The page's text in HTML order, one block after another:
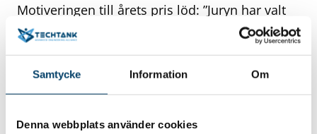
Samtycke Information Om
Denna webbplats använder cookies
Motiveringen till årets pris löd: ”Juryn har valt
att lyfta ett företag, som satsar i Karlshamn, ett
kompetensintensivt företag som med
robotprecision konstruerar, tillverkar och
installerar en genomarbetad och väl utprovad
världen, vilket i sin tur bidrar till att stärka